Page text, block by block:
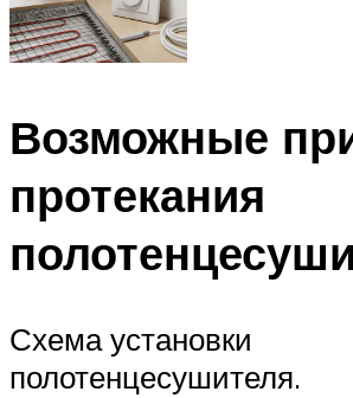
Возможные
протекания
Схема установки
полотенцесушителя.